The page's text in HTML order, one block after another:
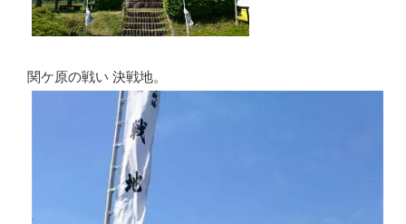
関ケ原の戦い 決戦地。